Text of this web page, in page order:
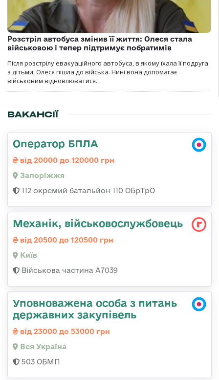
Розстріл автобуса змінив її життя: Олеся стала
військовою і тепер підтримує побратимів
Після розстрілу евакуаційного автобуса, в якому їхала її подруга
з дітьми, Олеся пішла до війська. Нині вона допомагає
військовим відновлюватися.
ВАКАНСІЇ
Оператор БПЛА
від 20000 до 120000 грн
Запоріжжя
112 окремий батальйон 110 ОБрТрО
Механік, військовослужбовець
від 20500 до 120500 грн
Київ
Військова частина А7039
Уповноважена особа з питань
державних закупівель
від 23000 до 53000 грн
Вся Україна
503 ОБМП